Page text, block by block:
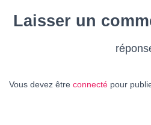
Laisser un
Vous devez être connecté pour